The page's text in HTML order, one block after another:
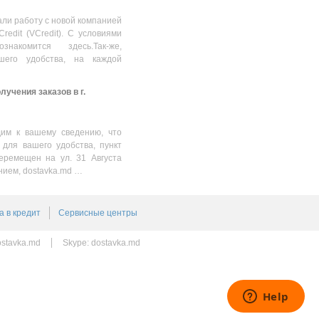
работу с новой компанией
(VCredit). С условиями
здесь.Так-же,
удобства, на каждой
заказов в г.
к вашему сведению, что
вашего удобства, пункт
на ул. 31 Августа
dostavka.md …
в кредит Сервисные центры
Skype: dostavka.md